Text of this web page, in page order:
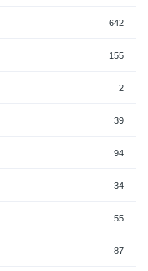
642
155
2
39
94
34
55
87